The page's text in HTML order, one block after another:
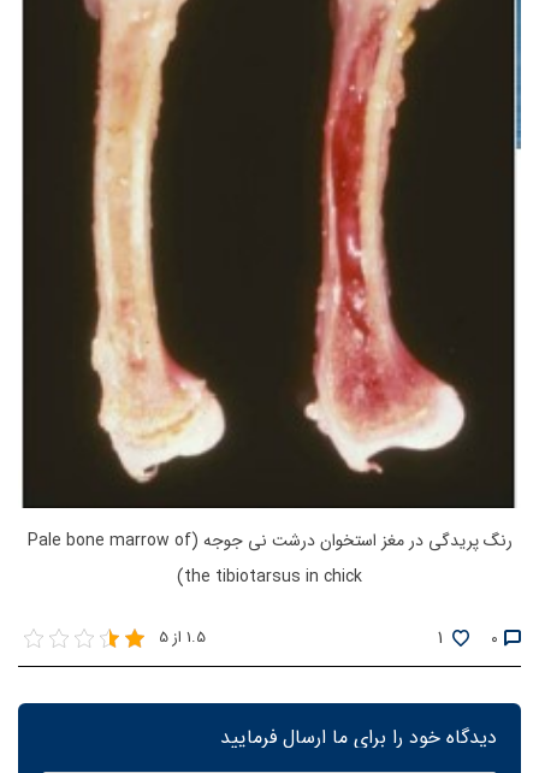
رنگ پریدگی در مغز استخوان درشت نی جوجه (Pale bone marrow of
the tibiotarsus in chick)
0
1 1.5 از 5
دیدگاه خود را برای ما ارسال فرمایید